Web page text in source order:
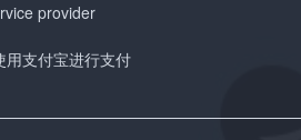
provider
用支付宝进行支付